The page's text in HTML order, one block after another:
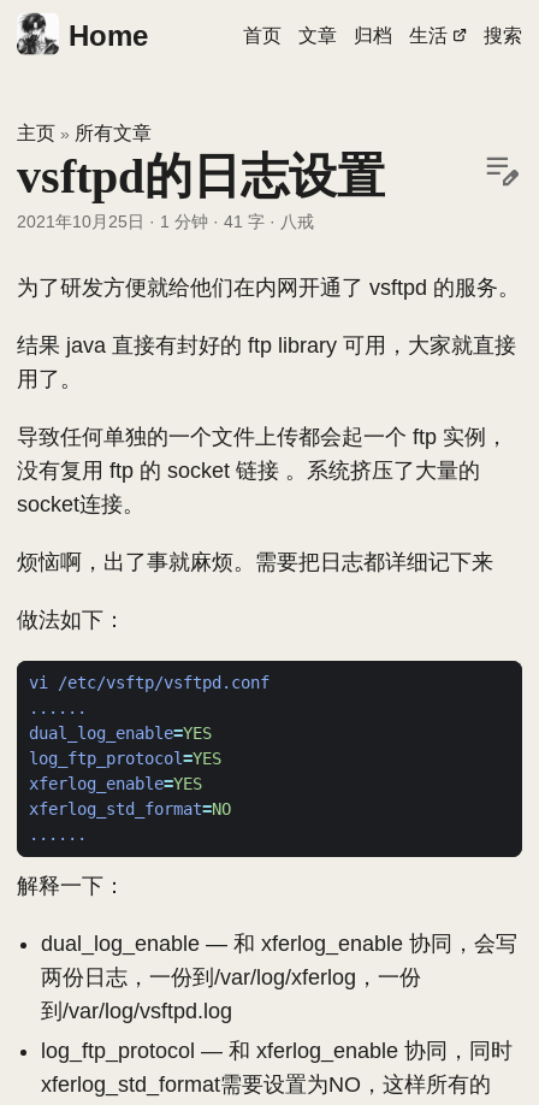
Home 首页 文章 归档 生活 搜索
主页 » 所有文章
vsftpd的日志设置
2021年10月25日 · 1 分钟 · 41 字 · 八戒
为了研发方便就给他们在内网开通了 vsftpd 的服务。
结果 java 直接有封好的 ftp library 可用，大家就直接
用了。
导致任何单独的一个文件上传都会起一个 ftp 实例，
没有复用 ftp 的 socket 链接 。系统挤压了大量的
socket连接。
烦恼啊，出了事就麻烦。需要把日志都详细记下来
做法如下：
vi /etc/vsftp/vsftpd.conf
......
dual_log_enable=YES
log_ftp_protocol=YES
xferlog_enable=YES
xferlog_std_format=NO
......
解释一下：
dual_log_enable — 和 xferlog_enable 协同，会写
两份日志，一份到/var/log/xferlog，一份
到/var/log/vsftpd.log
log_ftp_protocol — 和 xferlog_enable 协同，同时
xferlog_std_format需要设置为NO，这样所有的